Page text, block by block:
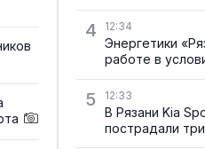
4 12:34
Энергетики
работе в
5 12:33
В Рязани Kia
пострадали